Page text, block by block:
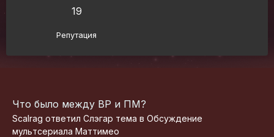
19
Репутация
Что было между ВР и ПМ?
Scalrag ответил Слэгар тема в Обсуждение
мультсериала Маттимео